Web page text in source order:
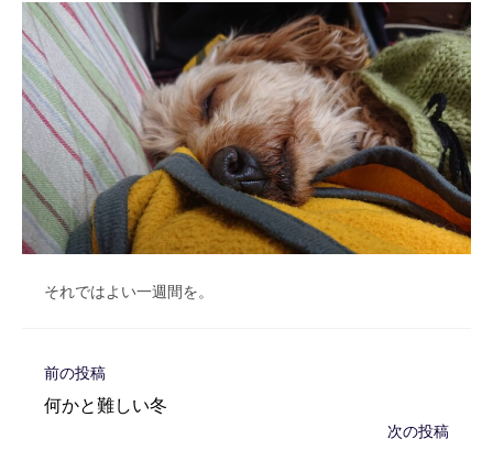
それではよい一週間を。
そ
の
他
前の投稿
何かと難しい冬
次の投稿